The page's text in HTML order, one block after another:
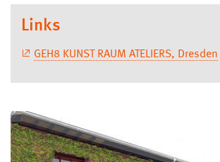
Links
GEH8 KUNST RAUM ATELIERS, Dresden